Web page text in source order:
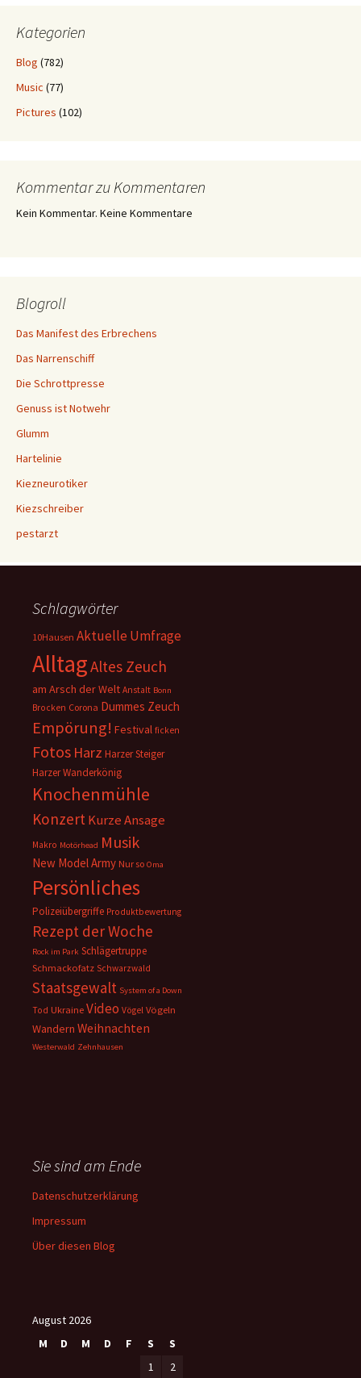
Kategorien
Blog (782)
Music (77)
Pictures (102)
Kommentar zu Kommentaren
Kein Kommentar. Keine Kommentare
Blogroll
Das Manifest des Erbrechens
Das Narrenschiff
Die Schrottpresse
Genuss ist Notwehr
Glumm
Hartelinie
Kiezneurotiker
Kiezschreiber
pestarzt
Schlagwörter
10Hausen Aktuelle Umfrage
AlltagAltes Zeuch
am Arsch der Welt Anstalt Bonn
Brocken Corona Dummes Zeuch
Empörung! Festival ficken
Fotos Harz Harzer Steiger
Harzer Wanderkönig
Knochenmühle
KonzertKurze Ansage
Makro Motörhead Musik
New Model Army Nur so Oma
Persönliches
Polizeiübergriffe Produktbewertung
Rezept der Woche
Rock im Park Schlägertruppe
Schmackofatz Schwarzwald
Staatsgewalt System of a Down
Tod Ukraine Video Vögel Vögeln
Wandern Weihnachten
Westerwald Zehnhausen
Sie sind am Ende
Datenschutzerklärung
Impressum
Über diesen Blog
August 2026
M
D M D F S
S
1
2